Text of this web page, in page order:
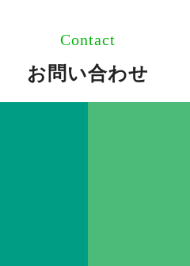
Contact
お問い合わせ